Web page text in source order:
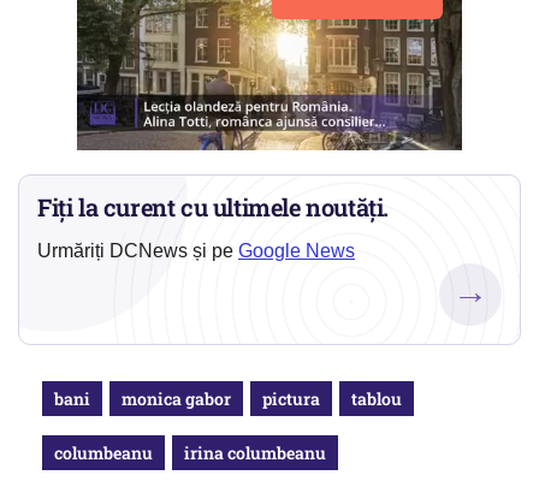
Fiți la curent cu ultimele noutăți.
Urmăriți DCNews și pe Google News
→
bani monica gabor pictura tablou
columbeanu irina columbeanu